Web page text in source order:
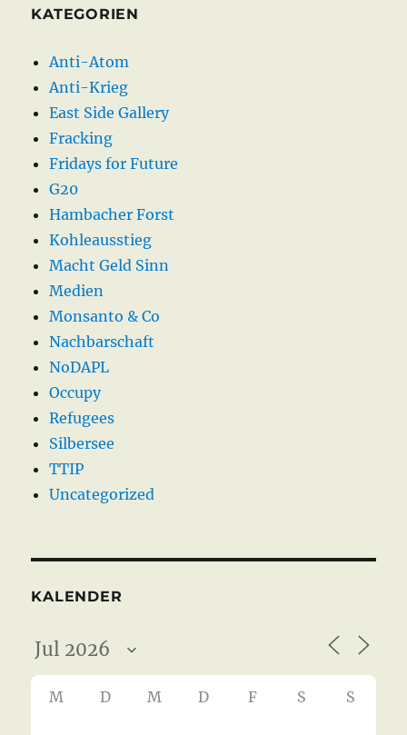
KATEGORIEN
Anti-Atom
Anti-Krieg
East Side Gallery
Fracking
Fridays for Future
G20
Hambacher Forst
Kohleausstieg
Macht Geld Sinn
Medien
Monsanto & Co
Nachbarschaft
NoDAPL
Occupy
Refugees
Silbersee
TTIP
Uncategorized
KALENDER
M D M D F S S